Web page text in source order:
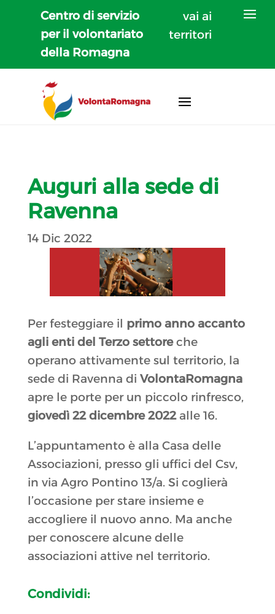
Centro di servizio
per il volontariato
della Romagna
vai ai
territori
Auguri alla sede di
Ravenna
14 Dic 2022
Per festeggiare il primo anno accanto
agli enti del Terzo settoreche
operano attivamente sul territorio, la
sede di Ravenna di VolontaRomagna
apre le porte per un piccolo rinfresco,
giovedì 22 dicembre 2022alle 16.
L’appuntamento è alla Casa delle
Associazioni, presso gli uffici del Csv,
in via Agro Pontino 13/a. Si coglierà
l’occasione per stare insieme e
accogliere il nuovo anno. Ma anche
per conoscere alcune delle
associazioni attive nel territorio.
Condividi: